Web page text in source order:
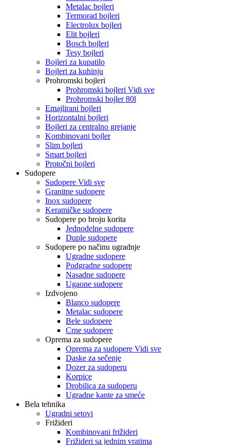
Metalac bojleri
Termorad bojleri
Electrolux bojleri
Elit bojleri
Bosch bojleri
Tesy bojleri
Bojleri za kupatilo
Bojleri za kuhinju
Prohromski bojleri
Prohromski bojleri Vidi sve
Prohromski bojler 80l
Emajlirani bojleri
Horizontalni bojleri
Bojleri za centralno grejanje
Kombinovani bojler
Slim bojleri
Smart bojleri
Protočni bojleri
Sudopere
Sudopere Vidi sve
Granitne sudopere
Inox sudopere
Keramičke sudopere
Sudopere po broju korita
Jednodelne sudopere
Duple sudopere
Sudopere po načinu ugradnje
Ugradne sudopere
Podgradne sudopere
Nasadne sudopere
Ugaone sudopere
Izdvojeno
Blanco sudopere
Metalac sudopere
Bele sudopere
Crne sudopere
Oprema za sudopere
Oprema za sudopere Vidi sve
Daske za sečenje
Dozer za sudoperu
Korpice
Drobilica za sudoperu
Ugradne kante za smeće
Bela tehnika
Ugradni setovi
Frižideri
Kombinovani frižideri
Frižideri sa jednim vratima